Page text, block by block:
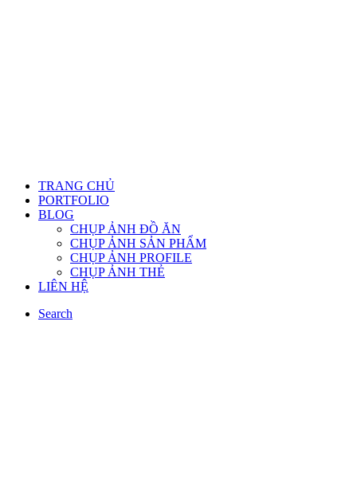
TRANG CHỦ
PORTFOLIO
BLOG
CHỤP ẢNH ĐỒ ĂN
CHỤP ẢNH SẢN PHẨM
CHỤP ẢNH PROFILE
CHỤP ẢNH THẺ
LIÊN HỆ
Search